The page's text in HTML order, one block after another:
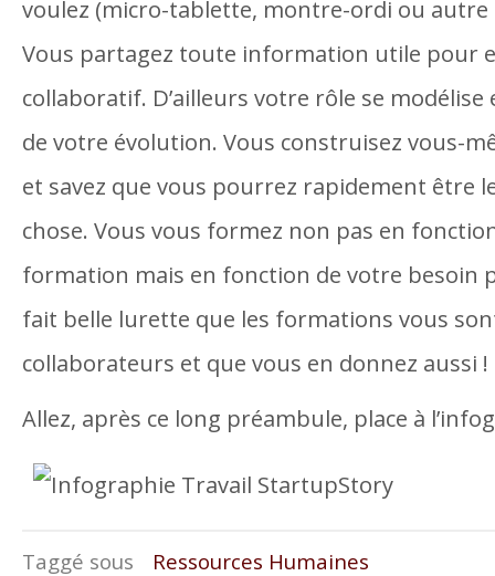
voulez (micro-tablette, montre-ordi ou autre
Vous partagez toute information utile pour
collaboratif. D’ailleurs votre rôle se
de votre évolution. Vous construisez vous-
et savez que vous pourrez rapidement être
chose. Vous vous formez non pas en
formation mais en fonction de votre besoin
fait belle lurette que les formations vous
collaborateurs et que vous en donnez aussi !
Allez, après ce long préambule, place à
Taggé sous Ressources Humaines